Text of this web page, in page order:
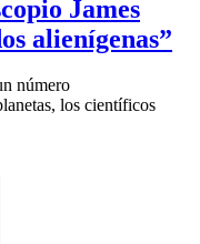
James
alienígenas”
número
los científicos